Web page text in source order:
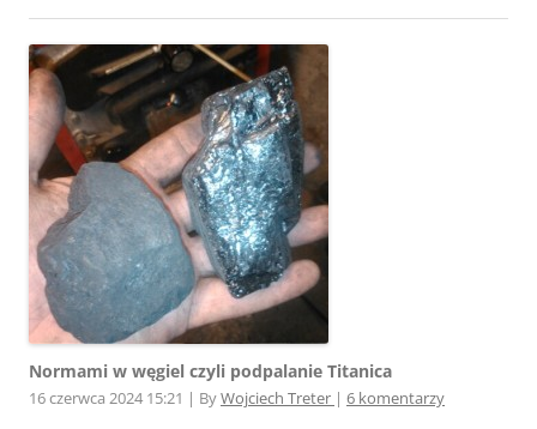
Normami w węgiel czyli podpalanie Titanica
16 czerwca 2024 15:21 ByWojciech Treter 6 komentarzy